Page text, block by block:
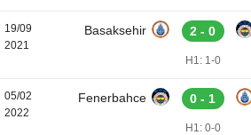
19/09
2021
Basaksehir 2 - 0
H1: 1-0
05/02
2022
Fenerbahce 0 - 1
H1: 0-0